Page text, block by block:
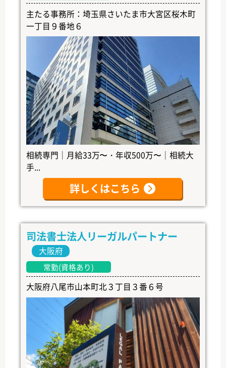
主たる事務所：埼玉県さいたま市大宮区桜木町
一丁目９番地６
相続専門｜月給33万〜・年収500万〜｜相続大
手...
詳しくはこちら
司法書士法人リーガルパートナー
大阪府
常勤(資格あり)
大阪府八尾市山本町北３丁目３番６号